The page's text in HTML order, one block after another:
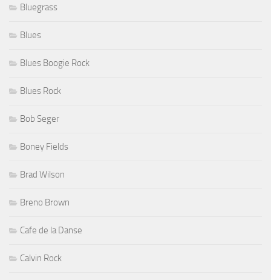
Bluegrass
Blues
Blues Boogie Rock
Blues Rock
Bob Seger
Boney Fields
Brad Wilson
Breno Brown
Cafe de la Danse
Calvin Rock